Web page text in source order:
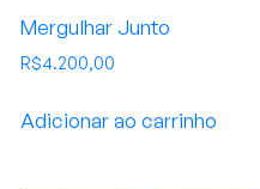
Mergulhar Junto
R$4.200,00
Adicionar ao carrinho